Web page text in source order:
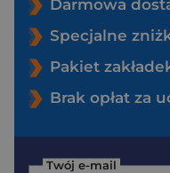
Darmowa
Specjalne
Pakiet
Brak opłat za
Twój e-mail